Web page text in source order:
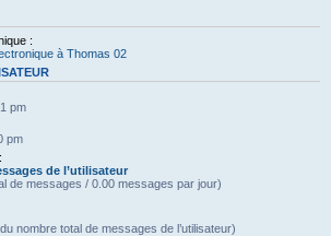
:
à Thomas 02
pm
pm
de l’utilisateur
de messages / 0.00 messages par jour)
nombre total de messages de l’utilisateur)